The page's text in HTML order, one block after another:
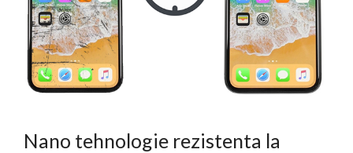
Nano tehnologie rezistenta la